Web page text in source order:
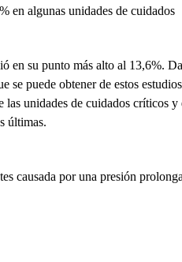
en algunas unidades de cuidados
en su punto más alto al 13,6%.
se puede obtener de estos
las unidades de cuidados críticos y
últimas.
causada por una presión